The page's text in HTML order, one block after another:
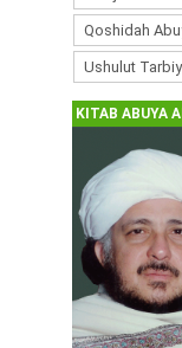
Qoshidah
Ushulut
KITAB ABUYA